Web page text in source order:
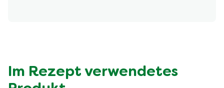
Kohlenhydrate (g)
Im Rezept verwendetes